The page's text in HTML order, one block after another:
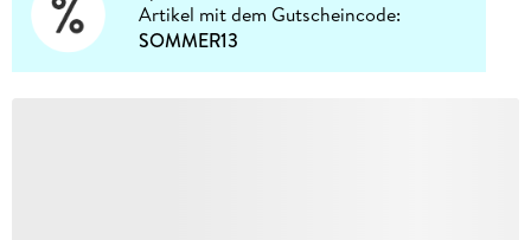
Artikel mit dem Gutscheincode:
SOMMER13